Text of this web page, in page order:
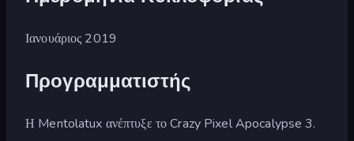
Ιανουάριος 2019
Προγραμματιστής
Η Mentolatux ανέπτυξε το Crazy Pixel Apocalypse 3.